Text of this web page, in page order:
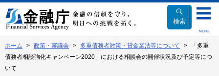
文
へ
動
検索
MENU
ホーム 政策・審議会 多重債務者対策・貸金業法等について
「多重
債務者相談強化キャンペーン2020」における相談会の開催状況及び予定等につ
いて